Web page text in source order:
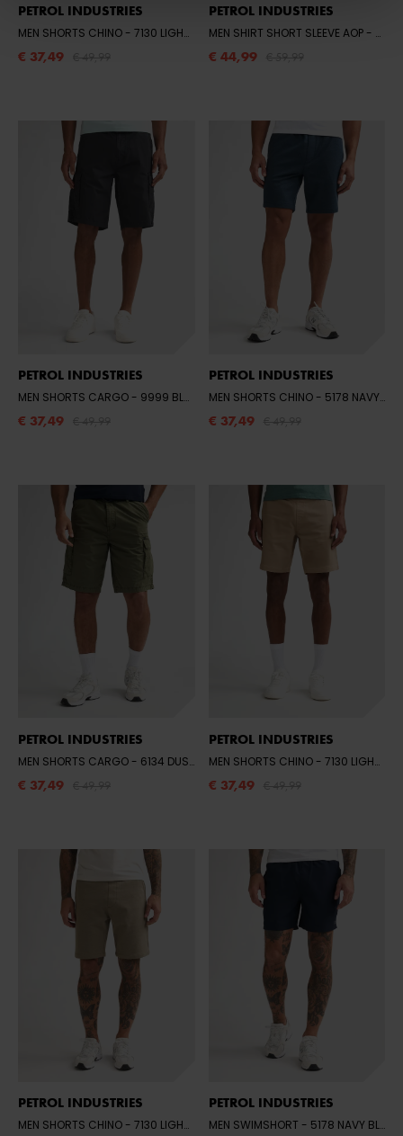
PETROL INDUSTRIES
MEN SHORTS CHINO - 7130 LIGHT TAN
€ 37,49
PETROL INDUSTRIES
MEN SHIRT SHORT SLEEVE AOP - 5178 NAVY BLUE
€ 44,99
PETROL INDUSTRIES
MEN SHORTS CARGO - 9999 BLACK
€ 37,49
PETROL INDUSTRIES
MEN SHORTS CHINO - 5178 NAVY BLUE
€ 37,49
PETROL INDUSTRIES
MEN SHORTS CARGO - 6134 DUSTY ARMY
€ 37,49
PETROL INDUSTRIES
MEN SHORTS CHINO - 7130 LIGHT TAN
€ 37,49
PETROL INDUSTRIES
MEN SHORTS CHINO - 7130 LIGHT TAN
PETROL INDUSTRIES
MEN SWIMSHORT - 5178 NAVY BLUE